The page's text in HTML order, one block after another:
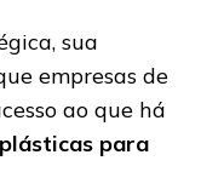
sua
empresas de
ao que há
para